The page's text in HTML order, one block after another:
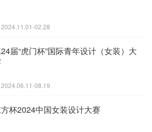
2024.11.01-02.28
届“虎门杯”国际青年设计（女装）大
2024.06.11-08.19
杯2024中国女装设计大赛